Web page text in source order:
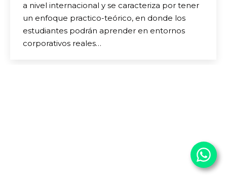
a nivel internacional y se caracteriza por tener
un enfoque practico-teórico, en donde los
estudiantes podrán aprender en entornos
corporativos reales…